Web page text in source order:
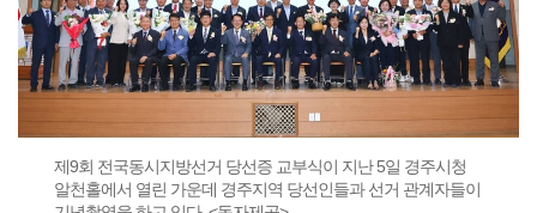
제9회 전국동시지방선거 당선증 교부식이 지난 5일 경주시청
알천홀에서 열린 가운데 경주지역 당선인들과 선거 관계자들이